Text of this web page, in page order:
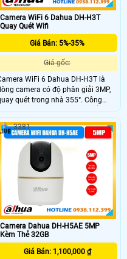
Camera WiFi 6 Dahua DH-H3T
Quay Quét Wifi
Giá Bán: 5%-35%
Giá gốc:
WiFi 6 Dahua DH-H3T là
camera có độ phân giải 3MP,
quét trong nhà 355°. Công
AI phát hiện người, chuyển
và âm thanh bất thường, Auto
đàm thoại hai chiều, hồng
ngoại tầm xa 10m, hỗ trợ thẻ nhớ
256GB, ONVIF và quản lý từ xa qua
dụng DMSS.
Camera Dahua DH-H5AE 5MP
Kèm Thẻ 32GB
Giá Bán: 1,100,000 ₫
3381